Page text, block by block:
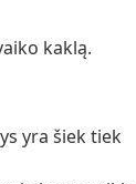
kaklą.
yra šiek tiek